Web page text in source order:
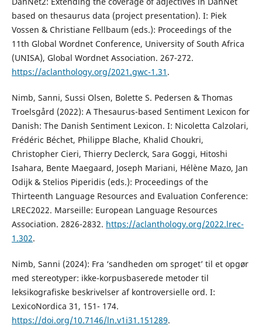
based on thesaurus data (project presentation). I: Piek
Vossen & Christiane Fellbaum (eds.): Proceedings of the
11th Global Wordnet Conference, University of South Africa
(UNISA), Global Wordnet Association. 267-272.
https://aclanthology.org/2021.gwc-1.31 .
Nimb, Sanni, Sussi Olsen, Bolette S. Pedersen & Thomas
Troelsgård (2022): A Thesaurus-based Sentiment Lexicon for
Danish: The Danish Sentiment Lexicon. I: Nicoletta Calzolari,
Frédéric Béchet, Philippe Blache, Khalid Choukri,
Christopher Cieri, Thierry Declerck, Sara Goggi, Hitoshi
Isahara, Bente Maegaard, Joseph Mariani, Hélène Mazo, Jan
Odijk & Stelios Piperidis (eds.): Proceedings of the
Thirteenth Language Resources and Evaluation Conference:
LREC2022. Marseille: European Language Resources
Association. 2826-2832. https://aclanthology.org/2022.lrec-
1.302.
Nimb, Sanni (2024): Fra ‘sandheden om sproget’ til et opgør
med stereotyper: ikke-korpusbaserede metoder til
leksikografiske beskrivelser af kontroversielle ord. I:
LexicoNordica 31, 151- 174.
https://doi.org/10.7146/ln.v1i31.151289.